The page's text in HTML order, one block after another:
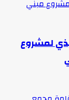
لمشروع